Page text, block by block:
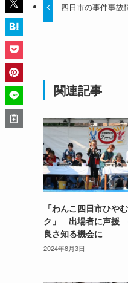
四日市の事件事故
関連記事
「わんこ四日市ひや
ク」 出場者に声援
良さ知る機会に
2024年8月3日